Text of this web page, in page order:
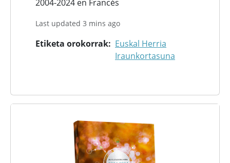
2004-2024 en Francés
Last updated 3 mins ago
Etiketa orokorrak
Euskal Herria
Iraunkortasuna